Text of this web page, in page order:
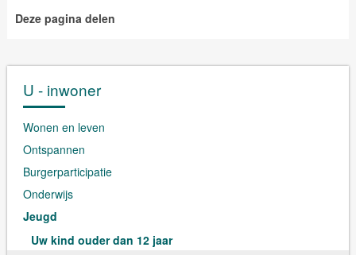
Deze pagina delen
U - inwoner
Wonen en leven
Ontspannen
Burgerparticipatie
Onderwijs
Jeugd
Uw kind ouder dan 12 jaar